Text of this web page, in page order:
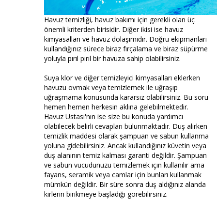
Havuz temizliği, havuz bakımı için gerekli olan üç
önemli kriterden birisidir. Diğer ikisi ise havuz
kimyasalları ve havuz dolaşımıdır. Doğru ekipmanları
kullandığınız sürece biraz fırçalama ve biraz süpürme
yoluyla pırıl pırıl bir havuza sahip olabilirsiniz.
Suya klor ve diğer temizleyici kimyasalları eklerken
havuzu ovmak veya temizlemek ile uğraşıp
uğraşmama konusunda kararsız olabilirsiniz. Bu soru
hemen hemen herkesin aklına gelebilmektedir.
Havuz Ustası'nın ise size bu konuda yardımcı
olabilecek belirli cevapları bulunmaktadır. Duş alırken
temizlik maddesi olarak şampuan ve sabun kullanma
yoluna gidebilirsiniz. Ancak kullandığınız küvetin veya
duş alanının temiz kalması garanti değildir. Şampuan
ve sabun vücudunuzu temizlemek için kullanılır ama
fayans, seramik veya camlar için bunları kullanmak
mümkün değildir. Bir süre sonra duş aldığınız alanda
kirlerin birikmeye başladığı görebilirsiniz.